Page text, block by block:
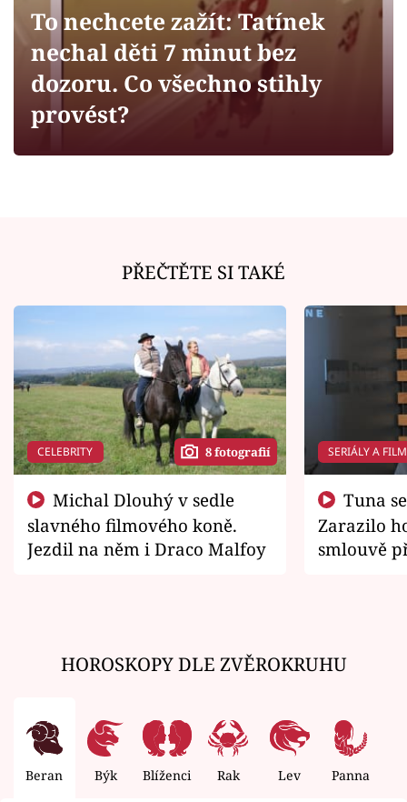
Sledujte prima+
Filmový festival Karlovy Vary
Sledujte nás
To nechcete zažít: Tatínek
nechal děti 7 minut bez
dozoru. Co všechno stihly
provést?
PŘEČTĚTE SI TAKÉ
CELEBRITY 8 fotografií
slavného filmového koně.
Jezdil na něm i Draco Malfoy
SERIÁLY A
Zarazilo
smlouvě
HOROSKOPY DLE ZVĚROKRUHU
Beran Býk Blíženci Rak Lev Panna